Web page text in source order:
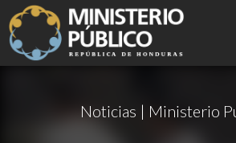
Noticias | Ministerio